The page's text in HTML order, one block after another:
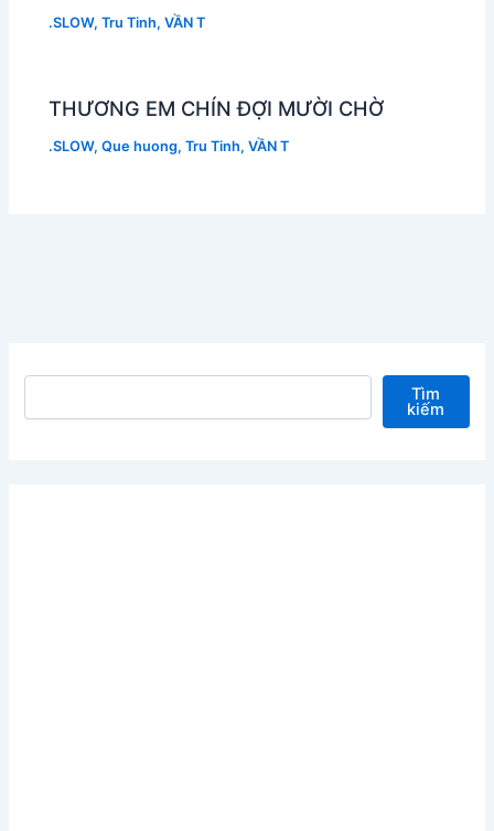
.SLOW,Tru Tinh,VẦN T
THƯƠNG EM CHÍN ĐỢI MƯỜI CHỜ
.SLOW,Que huong,Tru Tinh,VẦN T
Tìm kiếm Tìm
kiếm